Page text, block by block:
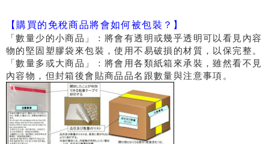
【購買的免稅商品將會如何被包裝？】
「數量少的小商品」：將會有透明或幾乎透明可以看見內容
物的堅固塑膠袋來包裝，使用不易破損的材質，以保完整。
「數量多或大商品」：將會用各類紙箱來承裝，雖然看不見
內容物，但封箱後會貼商品品名跟數量與注意事項。